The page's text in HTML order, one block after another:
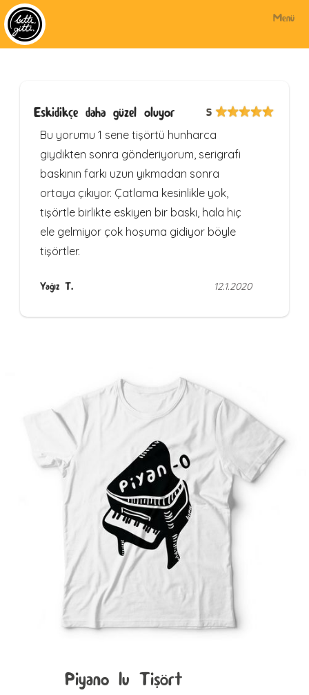
Menü
Eskidikçe daha güzel oluyor 5
Bu yorumu 1 sene tişörtü hunharca
giydikten sonra gönderiyorum, serigrafi
baskının farkı uzun yıkmadan sonra
ortaya çıkıyor. Çatlama kesinlikle yok,
tişörtle birlikte eskiyen bir baskı, hala hiç
ele gelmiyor çok hoşuma gidiyor böyle
tişörtler.
Yağız T. 12.1.2020
Piyano lu Tişört